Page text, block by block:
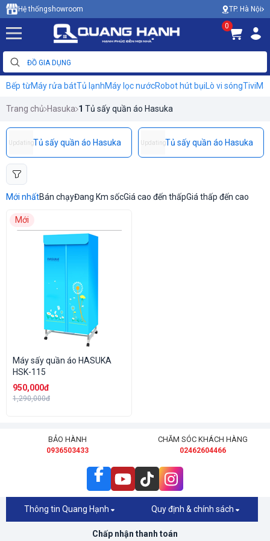
Hệ thốngshowroom TP. Hà Nội
0
Bếp từMáy rửa bátTủ lạnhMáy lọc nướcRobot hút bụiLò vi sóngTivi
Trang chủ Hasuka 1 Tủ sấy quần áo Hasuka
UpdatingTủ sấy quần áo Hasuka UpdatingTủ sấy quần áo Hasuka
Mới nhấtBán chạyĐang Km sốcGiá cao đến thấpGiá thấp đến cao
Mới
Máy sấy quần áo HASUKA
HSK-115
950,000đ
1,290,000đ
BẢO HÀNH
0936503433
CHĂM SÓC KHÁCH HÀNG
02462604466
Thông tin Quang Hạnh Quy định & chính sách
Chấp nhận thanh toán